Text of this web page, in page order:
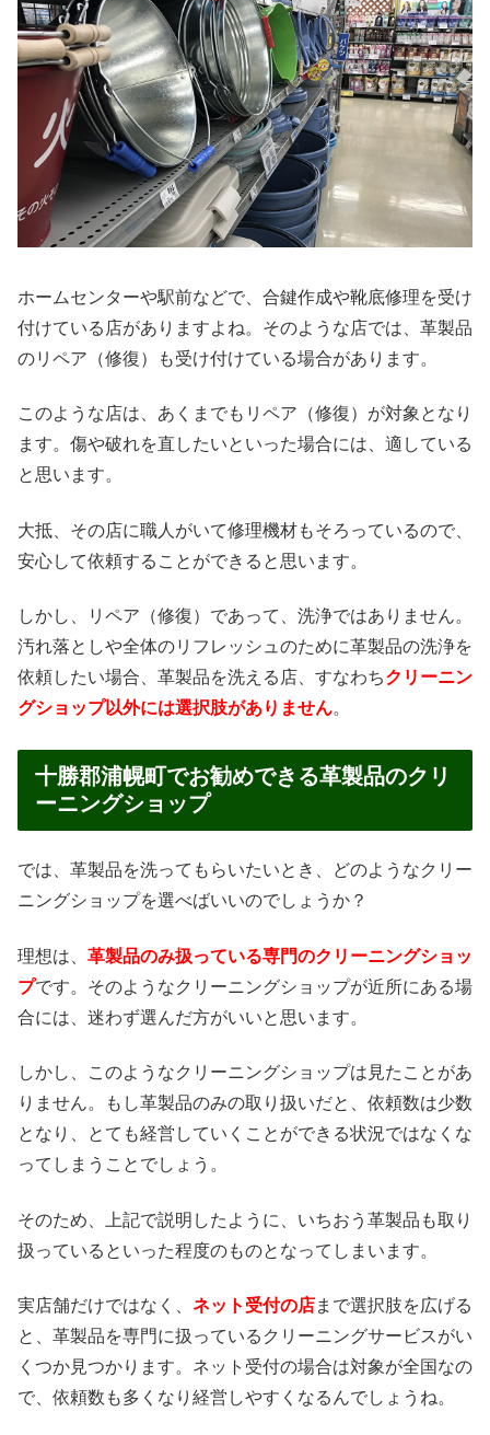
ホームセンターや駅前などで、合鍵作成や靴底修理を受け
付けている店がありますよね。そのような店では、革製品
のリペア（修復）も受け付けている場合があります。
このような店は、あくまでもリペア（修復）が対象となり
ます。傷や破れを直したいといった場合には、適している
と思います。
大抵、その店に職人がいて修理機材もそろっているので、
安心して依頼することができると思います。
しかし、リペア（修復）であって、洗浄ではありません。
汚れ落としや全体のリフレッシュのために革製品の洗浄を
依頼したい場合、革製品を洗える店、すなわちクリーニン
グショップ以外には選択肢がありません。
十勝郡浦幌町でお勧めできる革製品のクリ
ーニングショップ
では、革製品を洗ってもらいたいとき、どのようなクリー
ニングショップを選べばいいのでしょうか？
理想は、 革製品のみ扱っている専門のクリーニングショッ
プです。そのようなクリーニングショップが近所にある場
合には、迷わず選んだ方がいいと思います。
しかし、このようなクリーニングショップは見たことがあ
りません。もし革製品のみの取り扱いだと、依頼数は少数
となり、とても経営していくことができる状況ではなくな
ってしまうことでしょう。
そのため、上記で説明したように、いちおう革製品も取り
扱っているといった程度のものとなってしまいます。
実店舗だけではなく、 ネット受付の店まで選択肢を広げる
と、革製品を専門に扱っているクリーニングサービスがい
くつか見つかります。ネット受付の場合は対象が全国なの
で、依頼数も多くなり経営しやすくなるんでしょうね。